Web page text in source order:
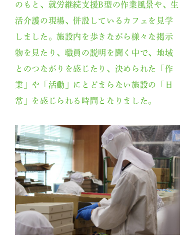
おしらせ
武蔵野会について
職員の声
自分らしく働くために
よくある質問
採用情報
のもと、就労継続支援B型の作業風景や、生
活介護の現場、併設しているカフェを見学
しました。施設内を歩きながら様々な掲示
物を見たり、職員の説明を聞く中で、地域
とのつながりを感じたり、決められた「作
業」や「活動」にとどまらない施設の「日
常」を感じられる時間となりました。